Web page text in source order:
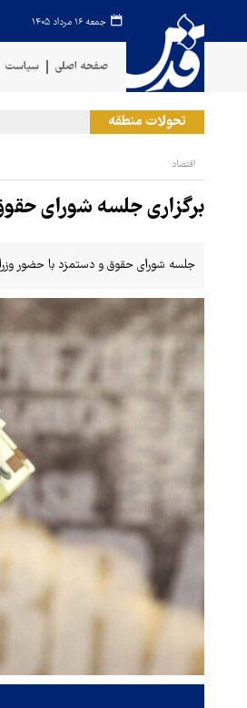
جمعه ۱۶ مرداد ۱۴۰۵
صفحه اصلی سیاست
تحولات منطقه
اقتصاد
برگزاری جلسه شورای حقوق
جلسه شورای حقوق و دستمزد با حضور